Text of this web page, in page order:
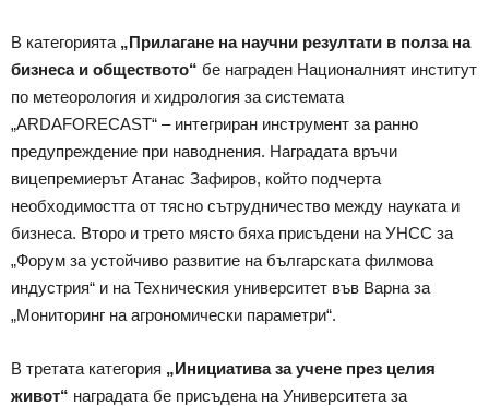
В категорията „Прилагане на научни резултати в полза на
бизнеса и обществото“ бе награден Националният институт
по метеорология и хидрология за системата
„ARDAFORECAST“ – интегриран инструмент за ранно
предупреждение при наводнения. Наградата връчи
вицепремиерът Атанас Зафиров, който подчерта
необходимостта от тясно сътрудничество между науката и
бизнеса. Второ и трето място бяха присъдени на УНСС за
„Форум за устойчиво развитие на българската филмова
индустрия“ и на Техническия университет във Варна за
„Мониторинг на агрономически параметри“.
В третата категория „Инициатива за учене през целия
живот“ наградата бе присъдена на Университета за